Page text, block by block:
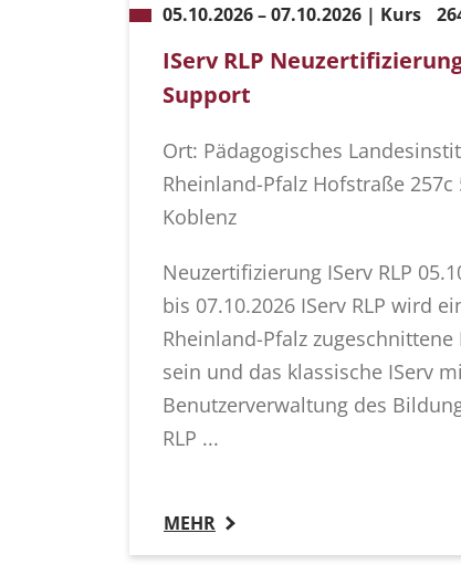
05.10.2026 – 07.10.2026 | Kurs
IServ RLP
Support
Ort: Pädagogisches
Rheinland-Pfalz Hofstraße 257c
Koblenz
Neuzertifizierung IServ RLP
bis 07.10.2026 IServ RLP wird
Rheinland-Pfalz zugeschnittene
sein und das klassische IServ
Benutzerverwaltung des
RLP ...
MEHR